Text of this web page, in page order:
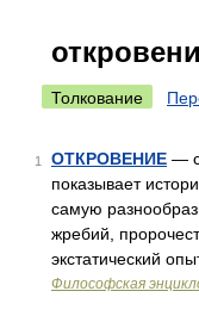
Толкование
1 ОТКРОВЕНИЕ —
показывает
самую
жребий,
экстатический
Философская